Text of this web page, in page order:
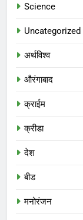
Science
Uncategorized
अर्थविश्व
औरंगाबाद
क्राईम
क्रीडा
देश
बीड
मनोरंजन